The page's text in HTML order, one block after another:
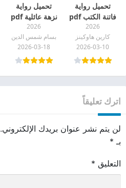
تحميل رواية
فاتنة الكتب pdf
2026
كارين هاوكينز
2026-03-10
تحميل رواية
نزهة عائلية pdf
2026
بسام شمس الدين
2026-03-18
اترك تعليقاً
لن يتم نشر عنوان بريدك الإلكتروني.
بـ *
التعليق *